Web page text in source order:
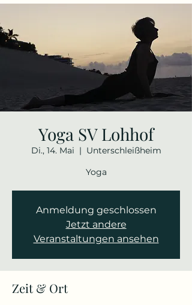
Yoga SV Lohhof
Di., 14. Mai
  |
Unterschleißheim
Yoga
Anmeldung geschlossen
Jetzt andere
Veranstaltungen ansehen
Zeit & Ort